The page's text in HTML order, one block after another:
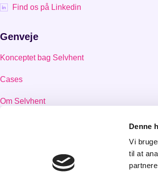
Denne
Vi
til at
Find os på Linkedin
Genveje
Konceptet bag Selvhent
Cases
Om Selvhent
Vilkår og betingelser